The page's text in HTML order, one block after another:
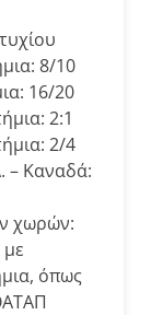
8/10
16/20
2:1
2/4
– Καναδά:
χωρών:
όπως